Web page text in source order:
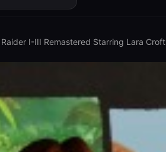
I-III Remastered Starring Lara Croft